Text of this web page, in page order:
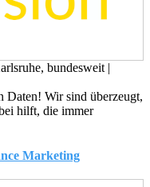
bundesweit |
Daten! Wir sind überzeugt,
hilft, die immer
Marketing